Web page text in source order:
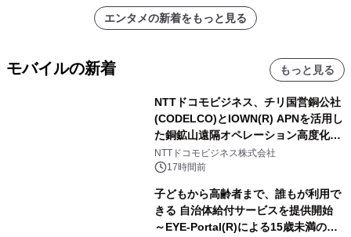
エンタメの新着をもっと見る
モバイルの新着 もっと見る
NTTドコモビジネス、チリ国営銅公社
(CODELCO)とIOWN(R) APNを活用し
た銅鉱山遠隔オペレーション高度化に
向けた調査・実証を開始
NTTドコモビジネス株式会社
17時間前
子どもから高齢者まで、誰もが利用で
きる 自治体給付サービスを提供開始
～EYE-Portal(R)による15歳未満の本